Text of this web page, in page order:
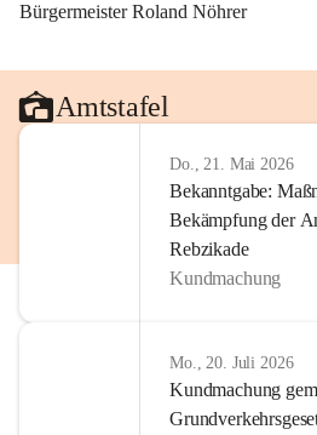
Bürgermeister Roland Nöhrer
Amtstafel
Do., 21. Mai 2026
Bekanntgabe:
Bekämpfung der
Rebzikade
Kundmachung
Mo., 20. Juli 2026
Kundmachung